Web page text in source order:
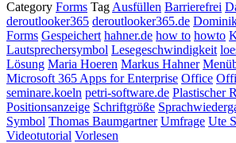
Category Forms Tag Ausfüllen Barrierefrei
deroutlooker365 deroutlooker365.de
Forms Gespeichert hahner.de how to howto
Lautsprechersymbol Lesegeschwindigkeit
Lösung Maria Hoeren Markus Hahner
Microsoft 365 Apps for Enterprise Office
seminare.koeln petri-software.de Plastischer
Positionsanzeige Schriftgröße
Symbol Thomas Baumgartner Umfrage Ute
Videotutorial Vorlesen